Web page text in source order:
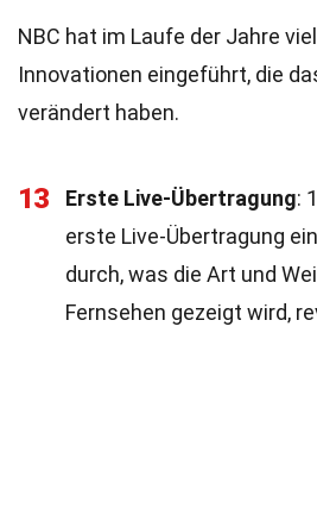
NBC hat im Laufe der Jahre
Innovationen eingeführt, die
verändert haben.
13 Erste Live-Übertragung:
erste Live-Übertragung
durch, was die Art und
Fernsehen gezeigt wird,